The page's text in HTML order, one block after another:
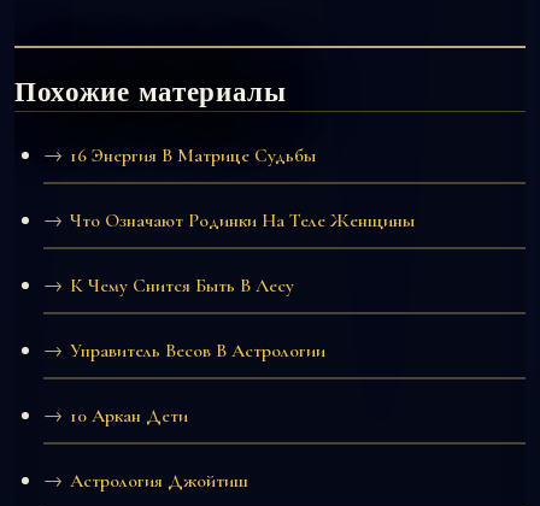
Похожие материалы
16 Энергия В Матрице Судьбы
Что Означают Родинки На Теле Женщины
К Чему Снится Быть В Лесу
Управитель Весов В Астрологии
10 Аркан Дети
Астрология Джойтиш